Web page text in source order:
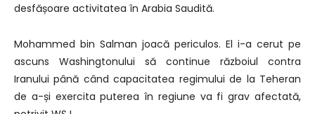
desfășoare activitatea în Arabia Saudită.
Mohammed bin Salman joacă periculos. El i-a cerut pe
ascuns Washingtonului să continue războiul contra
Iranului până când capacitatea regimului de la Teheran
de a-și exercita puterea în regiune va fi grav afectată,